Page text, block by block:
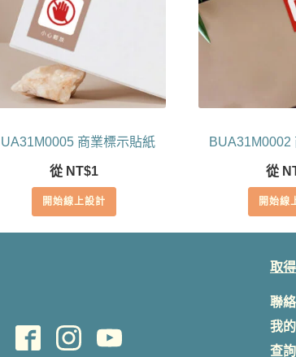
商業標示貼紙
從 NT$1
開始線上設計
BUA31M0002
從
開始線
取
聯
我
查